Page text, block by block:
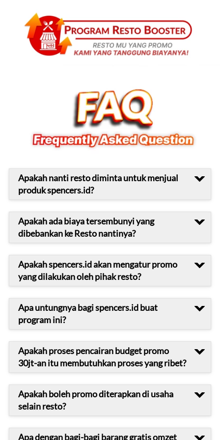
Apakah nanti resto diminta untuk menjual
produk spencers.id?
Apakah ada biaya tersembunyi yang
dibebankan ke Resto nantinya?
Apakah spencers.id akan mengatur promo
yang dilakukan oleh pihak resto?
Apa untungnya bagi spencers.id buat
program ini?
Apakah proses pencairan budget promo
30jt-an itu membutuhkan proses yang ribet?
Apakah boleh promo diterapkan di usaha
selain resto?
Apa dengan bagi-bagi barang gratis omzet